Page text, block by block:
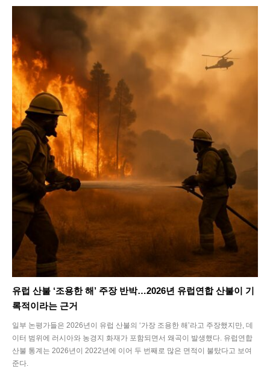
유럽 산불 ‘조용한 해’ 주장 반박…2026년 유럽연합 산불이 기
록적이라는 근거
일부 논평가들은 2026년이 유럽 산불의 ‘가장 조용한 해’라고 주장했지만, 데
이터 범위에 러시아와 농경지 화재가 포함되면서 왜곡이 발생했다. 유럽연합
산불 통계는 2026년이 2022년에 이어 두 번째로 많은 면적이 불탔다고 보여
준다.